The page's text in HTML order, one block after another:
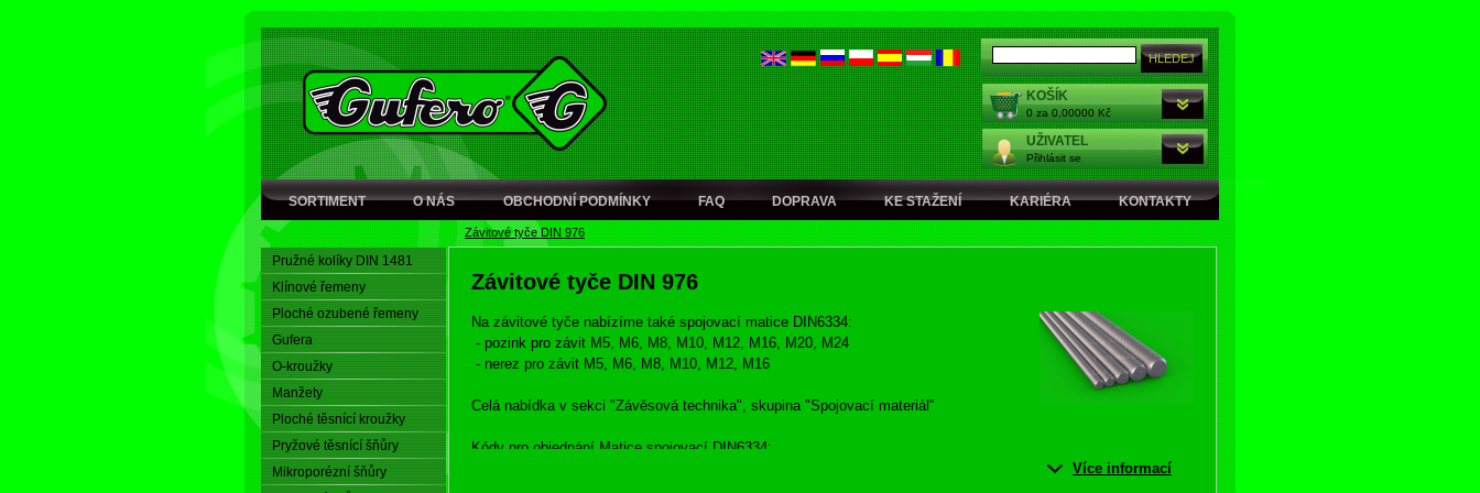
KOŠÍK
0 za 0,00000 Kč
UŽIVATEL
Přihlásit se
SORTIMENT O NÁS OBCHODNÍ PODMÍNKY FAQ DOPRAVA KE STAŽENÍ KARIÉRA KONTAKTY
Závitové tyče DIN 976
Pružné kolíky DIN 1481
Klínové řemeny
Ploché ozubené řemeny
Gufera
O-kroužky
Manžety
Ploché těsnící kroužky
Pryžové těsnící šňůry
Mikroporézní šňůry
Závitové tyče DIN 976
Na závitové tyče nabízíme také spojovací matice DIN6334:
- pozink pro závit M5, M6, M8, M10, M12, M16, M20, M24
- nerez pro závit M5, M6, M8, M10, M12, M16
Celá nabídka v sekci "Závěsová technika", skupina "Spojovací materiál"
Kódy pro objednání Matice spojovací DIN6334:
Více informací